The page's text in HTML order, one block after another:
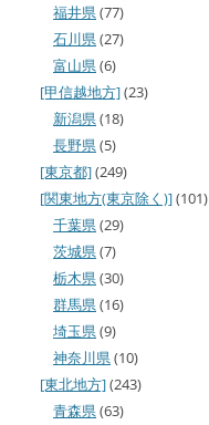
福井県(77)
石川県(27)
富山県(6)
[甲信越地方](23)
新潟県(18)
長野県(5)
[東京都](249)
[関東地方(東京除く)](101)
千葉県(29)
茨城県(7)
栃木県(30)
群馬県(16)
埼玉県(9)
神奈川県(10)
[東北地方](243)
青森県(63)